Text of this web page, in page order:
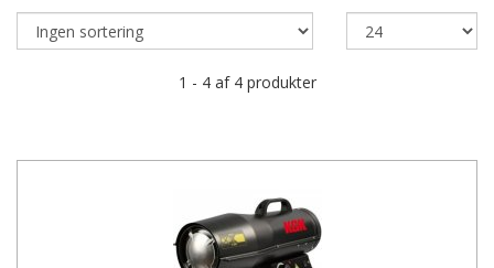
1 - 4 af 4 produkter